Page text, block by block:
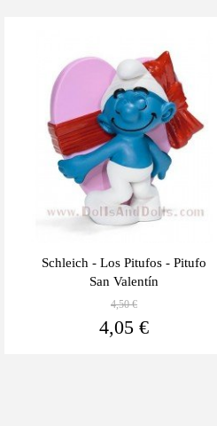
Schleich - Los Pitufos - Pitufo
San Valentín
4,50 €
4,05 €